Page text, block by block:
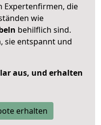
Expertenfirmen, die
wie
behilflich sind.
sie entspannt und
aus, und erhalten
erhalten